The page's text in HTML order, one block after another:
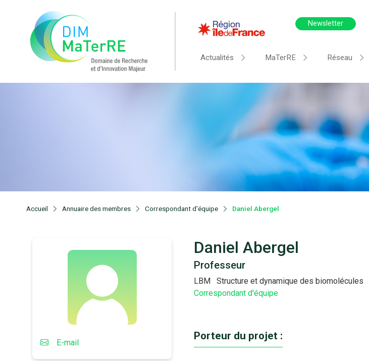
Newsletter
Actualités MaTerRE Réseau
Accueil Annuaire des membres Correspondant d'équipe Daniel Abergel
E-mail
Daniel Abergel
Professeur
LBM Structure et dynamique des biomolécules
Correspondant d'équipe
Porteur du projet :